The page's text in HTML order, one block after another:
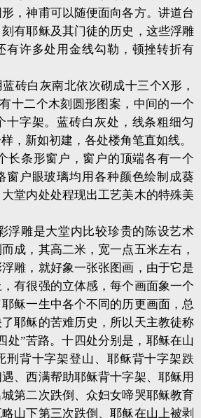
，神甫可以随便面向各方。讲道台
有耶稣及其门徒的历史，这些浮雕
有许多处用金线勾勒，顿挫转折有
砖白灰南北依次砌成十三个X形，
十二个木刻圆形图案，中间的一个
十字架。蓝砖白灰处，线条粗细匀
，新如初建，各处楼角笔直如线。
长条形窗户，窗户的顶端各有一个
窗户眼玻璃均用各种颜色绘制成葵
堂内处处程现出工艺美木的特殊美
浮雕是大堂内比较珍贵的陈设艺术
成，其高二米，宽一点五米左右，
雕，就好象一张张图画，由于它是
有很强的立体感，每个画面象一个
稣一生中各个不同的历更画面，总
耶稣的苦难历史，所以天主教徒称
处”苦路。十四处分别是，耶稣在山
刑背十字架登山、耶稣背十字架跌
、西满帮助耶稣背十字架、耶稣用
第二次跌倒、众妇女啼哭耶稣教育
山下第三次跌倒、耶稣在山上被剥